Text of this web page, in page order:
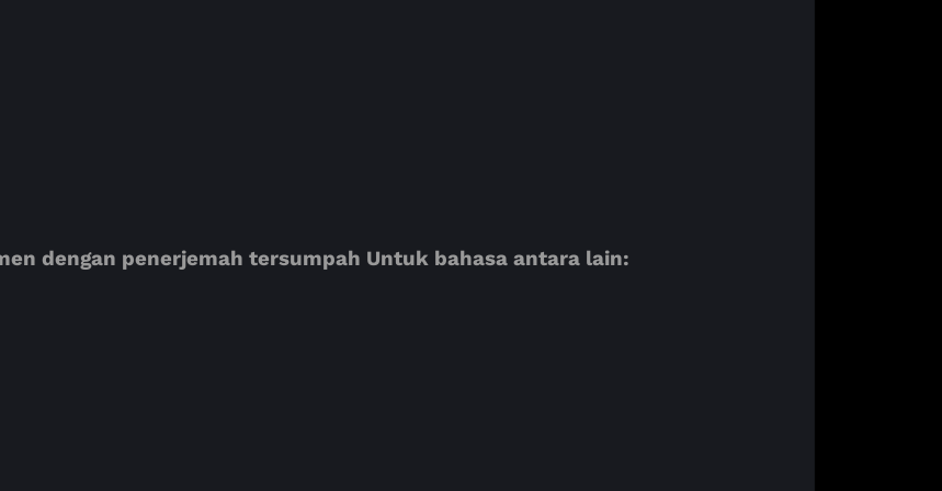
dengan penerjemah tersumpah Untuk bahasa antara lain: